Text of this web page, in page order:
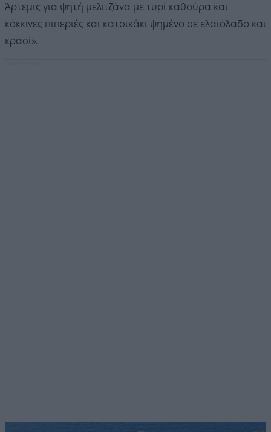
Άρτεμις για ψητή μελιτζάνα με τυρί καθούρα και
κόκκινες πιπεριές και κατσικάκι ψημένο σε ελαιόλαδο και
κρασί».